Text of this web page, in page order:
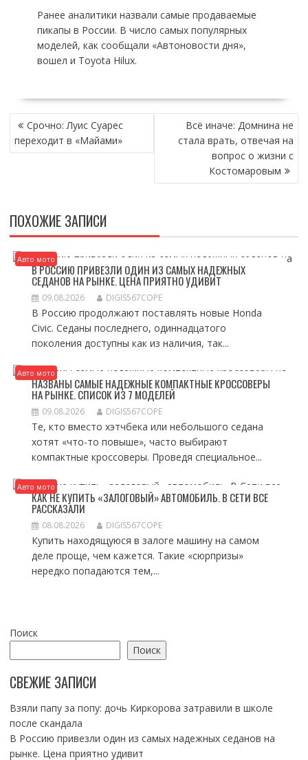
Ранее аналитики назвали самые продаваемые
пикапы в России. В число самых популярных
моделей, как сообщали «Автоновости дня»,
вошел и Toyota Hilux.
НАВИГАЦИЯ
ПО
ЗАПИСЯМ
Срочно: Луис Суарес
переходит в «Майами»
Всё иначе: Домнина не
стала врать, отвечая на
вопрос о жизни с
Костомаровым
ПОХОЖИЕ ЗАПИСИ
Авто мото
В РОССИЮ ПРИВЕЗЛИ ОДИН ИЗ САМЫХ НАДЕЖНЫХ
СЕДАНОВ НА РЫНКЕ. ЦЕНА ПРИЯТНО УДИВИТ
09.08.2026 DIGIS567COPE
В Россию продолжают поставлять новые Honda
Civic. Седаны последнего, одиннадцатого
поколения доступны как из наличия, так...
Авто мото
НАЗВАНЫ САМЫЕ НАДЕЖНЫЕ КОМПАКТНЫЕ КРОССОВЕРЫ
НА РЫНКЕ. СПИСОК ИЗ 7 МОДЕЛЕЙ
09.08.2026 DIGIS567COPE
Те, кто вместо хэтчбека или небольшого седана
хотят «что-то повыше», часто выбирают
компактные кроссоверы. Проведя специальное...
Авто мото
КАК НЕ КУПИТЬ «ЗАЛОГОВЫЙ» АВТОМОБИЛЬ. В СЕТИ ВСЕ
РАССКАЗАЛИ
08.08.2026 DIGIS567COPE
Купить находящуюся в залоге машину на самом
деле проще, чем кажется. Такие «сюрпризы»
нередко попадаются тем,...
Поиск
Поиск
СВЕЖИЕ ЗАПИСИ
Взяли папу за попу: дочь Киркорова затравили в школе
после скандала
В Россию привезли один из самых надежных седанов на
рынке. Цена приятно удивит